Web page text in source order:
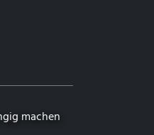
machen